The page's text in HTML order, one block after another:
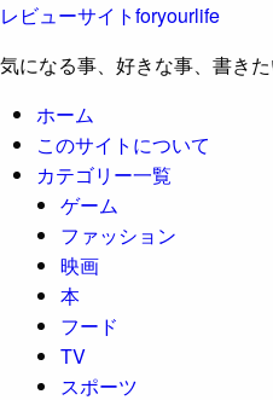
レビューサイトforyourlife
気になる事、好きな事、書き
ホーム
このサイトについて
カテゴリー一覧
ゲーム
ファッション
映画
本
フード
TV
スポーツ